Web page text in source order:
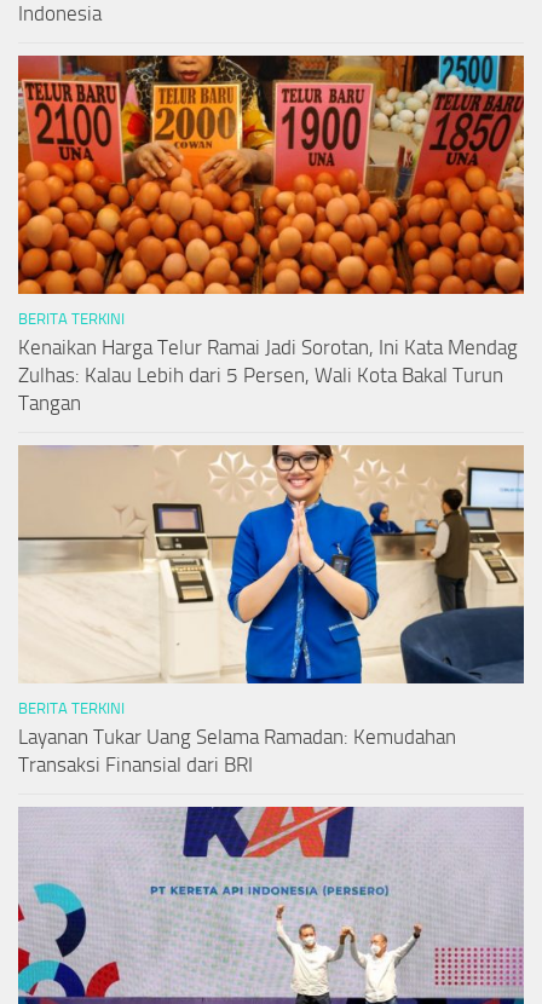
Indonesia
BERITA TERKINI
Kenaikan Harga Telur Ramai Jadi Sorotan, Ini Kata Mendag
Zulhas: Kalau Lebih dari 5 Persen, Wali Kota Bakal Turun
Tangan
BERITA TERKINI
Layanan Tukar Uang Selama Ramadan: Kemudahan
Transaksi Finansial dari BRI